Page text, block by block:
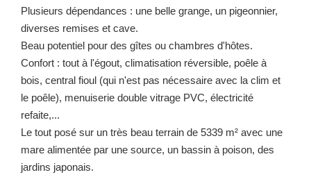
Plusieurs dépendances : une belle grange, un pigeonnier,
diverses remises et cave.
Beau potentiel pour des gîtes ou chambres d'hôtes.
Confort : tout à l'égout, climatisation réversible, poêle à
bois, central fioul (qui n'est pas nécessaire avec la clim et
le poêle), menuiserie double vitrage PVC, électricité
refaite,...
Le tout posé sur un très beau terrain de 5339 m² avec une
mare alimentée par une source, un bassin à poison, des
jardins japonais.